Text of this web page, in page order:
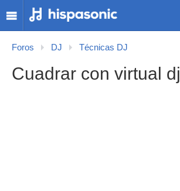
Foros DJ Técnicas DJ
Cuadrar con virtual dj